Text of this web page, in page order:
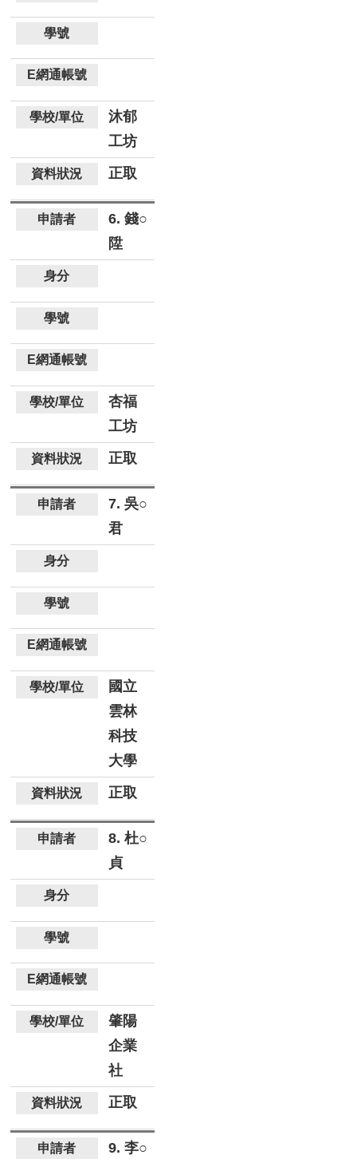
沐郁
工坊
正取
6. 錢○
陞
杏福
工坊
正取
7. 吳○
君
國立
雲林
科技
大學
正取
8. 杜○
貞
肇陽
企業
社
正取
9. 李○